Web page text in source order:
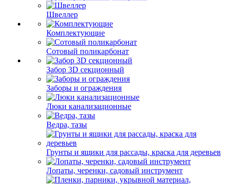
Швеллер
Комплектующие
Сотовый поликарбонат
Забор 3D секционный
Заборы и ограждения
Люки канализационные
Ведра, тазы
Грунты и ящики для рассады, краска для деревьев
Лопаты, черенки, садовый инструмент